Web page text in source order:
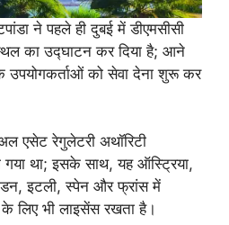
ने पहले ही दुबई में डीएमसीसी
का उद्घाटन कर दिया है; आने
उपयोगकर्ताओं को सेवा देना शुरू कर
एसेट रेगुलेटरी अथॉरिटी
गया था; इसके साथ, यह ऑस्ट्रिया,
इटली, स्पेन और फ्रांस में
के लिए भी लाइसेंस रखता है।